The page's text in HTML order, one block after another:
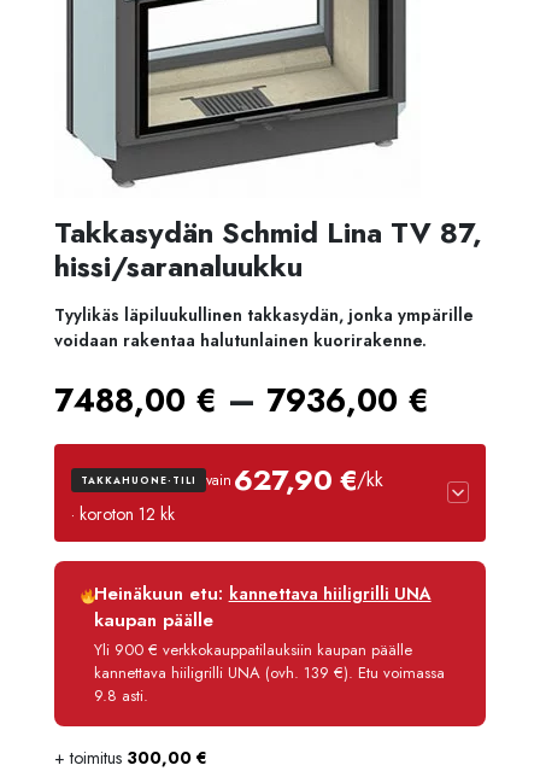
Takkasydän Schmid Lina TV 87,
hissi/saranaluukku
Tyylikäs läpiluukullinen takkasydän, jonka ympärille
voidaan rakentaa halutunlainen kuorirakenne.
7488,00 € – 7936,00 €
TAKKAHUONE-TILI vain 627,90 €/kk
· koroton 12 kk
Luottoaika
12 kk
Korko
Käsittelymaksu
3,90 €/kk
Maksettava yhteensä
7 534,80 €
Heinäkuun etu: kannettava hiiligrilli UNA
kaupan päälle
Yli 900 € verkkokauppatilauksiin kaupan päälle
kannettava hiiligrilli UNA (ovh. 139 €). Etu voimassa
9.8 asti.
+ toimitus 300,00 €